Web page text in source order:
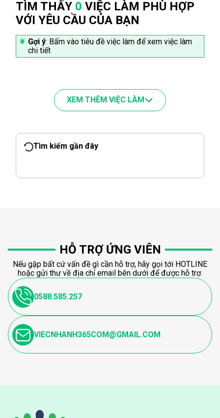
TÌM THẤY 0 VIỆC LÀM PHÙ HỢP
VỚI YÊU CẦU CỦA BẠN
Gợi ý: Bấm vào tiêu đề việc làm để xem việc làm
chi tiết
XEM THÊM VIỆC LÀM
Tìm kiếm gần đây
HỖ TRỢ ỨNG VIÊN
Nếu gặp bất cứ vấn đề gì cần hỗ trợ, hãy gọi tới HOTLINE
hoặc gửi thư về địa chỉ email bên dưới để được hỗ trợ.
0588.585.257
VIECNHANH365COM@GMAIL.COM